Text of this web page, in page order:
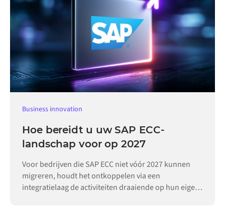
Business innovation
Hoe bereidt u uw SAP ECC-
landschap voor op 2027
Voor bedrijven die SAP ECC niet vóór 2027 kunnen
migreren, houdt het ontkoppelen via een
integratielaag de activiteiten draaiende op hun eigen